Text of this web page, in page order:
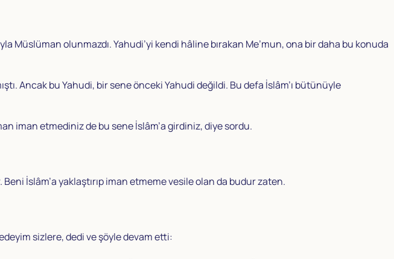
Müslüman olunmazdı. Yahudi’yi kendi hâline bırakan Me’mun, ona bir daha bu konuda
Ancak bu Yahudi, bir sene önceki Yahudi değildi. Bu defa İslâm’ı bütünüyle
iman etmediniz de bu sene İslâm’a girdiniz, diye sordu.
İslâm’a yaklaştırıp iman etmeme vesile olan da budur zaten.
sizlere, dedi ve şöyle devam etti: